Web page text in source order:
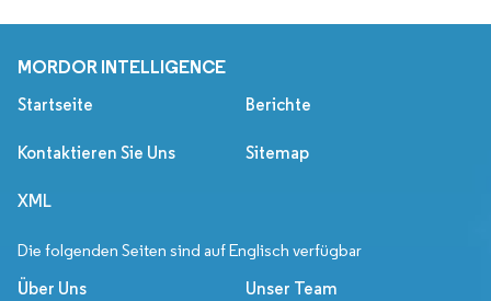
MORDOR INTELLIGENCE
Startseite Berichte
Kontaktieren Sie Uns Sitemap
XML
Die folgenden Seiten sind auf Englisch verfügbar
Über Uns Unser Team